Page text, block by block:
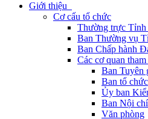
Giới thiệu
Cơ cấu tổ chức
Thường trực Tỉnh
Ban Thường vụ
Ban Chấp hành
Các cơ quan
Ban Tuyên
Ban tổ chức
Ủy ban
Ban Nội
Văn phòng